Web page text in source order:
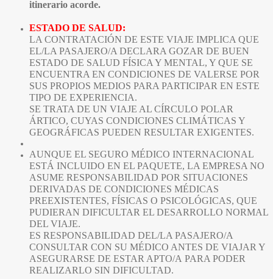
itinerario acorde.
ESTADO DE SALUD:
LA CONTRATACIÓN DE ESTE VIAJE IMPLICA QUE
EL/LA PASAJERO/A DECLARA GOZAR DE BUEN
ESTADO DE SALUD FÍSICA Y MENTAL, Y QUE SE
ENCUENTRA EN CONDICIONES DE VALERSE POR
SUS PROPIOS MEDIOS PARA PARTICIPAR EN ESTE
TIPO DE EXPERIENCIA.
SE TRATA DE UN VIAJE AL CÍRCULO POLAR
ÁRTICO, CUYAS CONDICIONES CLIMÁTICAS Y
GEOGRÁFICAS PUEDEN RESULTAR EXIGENTES.
AUNQUE EL SEGURO MÉDICO INTERNACIONAL
ESTÁ INCLUIDO EN EL PAQUETE, LA EMPRESA NO
ASUME RESPONSABILIDAD POR SITUACIONES
DERIVADAS DE CONDICIONES MÉDICAS
PREEXISTENTES, FÍSICAS O PSICOLÓGICAS, QUE
PUDIERAN DIFICULTAR EL DESARROLLO NORMAL
DEL VIAJE.
ES RESPONSABILIDAD DEL/LA PASAJERO/A
CONSULTAR CON SU MÉDICO ANTES DE VIAJAR Y
ASEGURARSE DE ESTAR APTO/A PARA PODER
REALIZARLO SIN DIFICULTAD.